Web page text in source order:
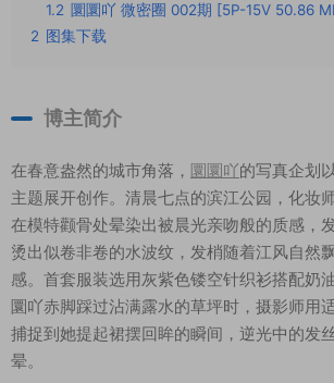
1.2 圜圜吖 微密圈 002期 [5P-15V 50.86
2 图集下载
博主简介
在春意盎然的城市角落， 圜圜吖的写真企划
主题展开创作。清晨七点的滨江公园，化妆
在模特颧骨处晕染出被晨光亲吻般的质感，
烫出似卷非卷的水波纹，发梢随着江风自然
感。首套服装选用灰紫色镂空针织衫搭配奶
圜吖赤脚踩过沾满露水的草坪时，摄影师用
捕捉到她提起裙摆回眸的瞬间，逆光中的发
晕。